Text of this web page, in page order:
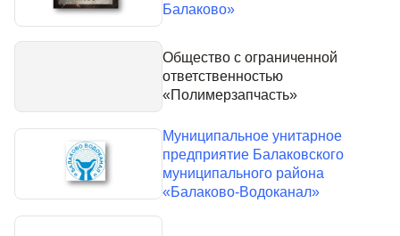
Балаково»
Общество с ограниченной
ответственностью
«Полимерзапчасть»
Муниципальное унитарное
предприятие Балаковского
муниципального района
«Балаково-Водоканал»